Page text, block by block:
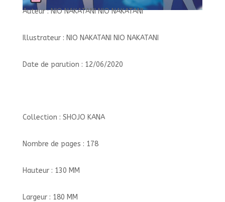
Auteur : NIO NAKATANI NIO NAKATANI
Illustrateur : NIO NAKATANI NIO NAKATANI
Date de parution : 12/06/2020
Collection : SHOJO KANA
Nombre de pages : 178
Hauteur : 130 MM
Largeur : 180 MM